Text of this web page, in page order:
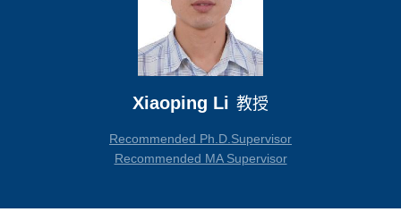
Xiaoping Li 教授
Recommended Ph.D.Supervisor
Recommended MA Supervisor